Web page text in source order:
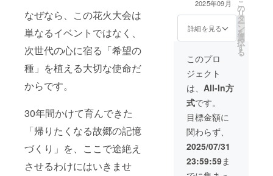
なぜなら、この花火大会は
単なるイベントではなく、
次世代の心に宿る「希望の
種」を植える大切な使命だ
からです。
30年間かけて育んできた
「帰りたくなる故郷の記憶
づくり」を、ここで途絶え
させるわけにはいきませ
シャルボイス
（録音ファイ
ル） 那須野のの
けながら感謝の
特別な音声メッ
セージをお届け
します。 収録時
間：30秒前後 形
式：mp3ファイ
援時にご入力い
ただいたメール
ウンロードURL
タルステッカー5
種 ミニボイスド
ラマ お名前入り
記念画像 デジタ
ルポストカード5
アルバム デジタ
ルミニアルバム
リーブック（電
子書籍） オリジ
ナルアルバム
「ふるさとの風
景」完全版
（mp3＋PDF
ブックレット）
お名前入りスペ
い」 そんなあな
たとともに、那
須野が原の“記憶
の灯台”を未来に
スです。 お返し
感謝状（お名前
入り） テーマソ
ング（フル） デ
ジタルパンフ
レット デジタル
ステッカー5種
ミニボイスドラ
マ お名前入り記
ポストカード5枚
2025年09月
詳細を見る
こ
の
リ
タ
ー
ン
を
選
択
す
る
このプロ
ジェクト
は、 All-In方
式です。
目標金額に
関わらず、
2025/07/31
23:59:59ま